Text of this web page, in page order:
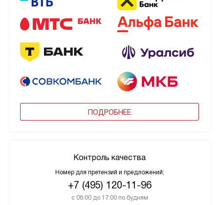
ПОДРОБНЕЕ
Контроль качества
Номер для претензий и предложений:
+7 (495) 120-11-96
с 08:00 до 17:00 по будням